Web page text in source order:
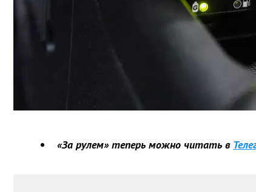
«За рулем» теперь можно читать в